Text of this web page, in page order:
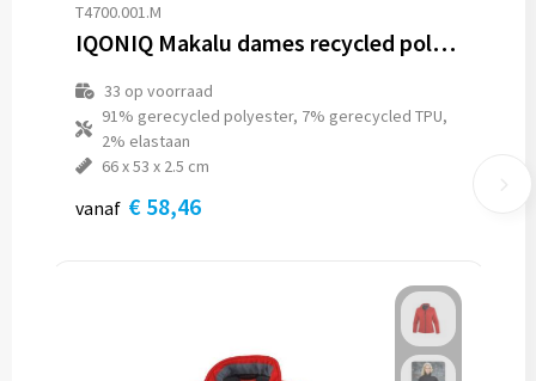
T4700.001.M
IQONIQ Makalu dames recycled polyester softshell jas
33 op voorraad
91% gerecycled polyester, 7% gerecycled TPU,
2% elastaan
66 x 53 x 2.5 cm
vanaf € 58,46